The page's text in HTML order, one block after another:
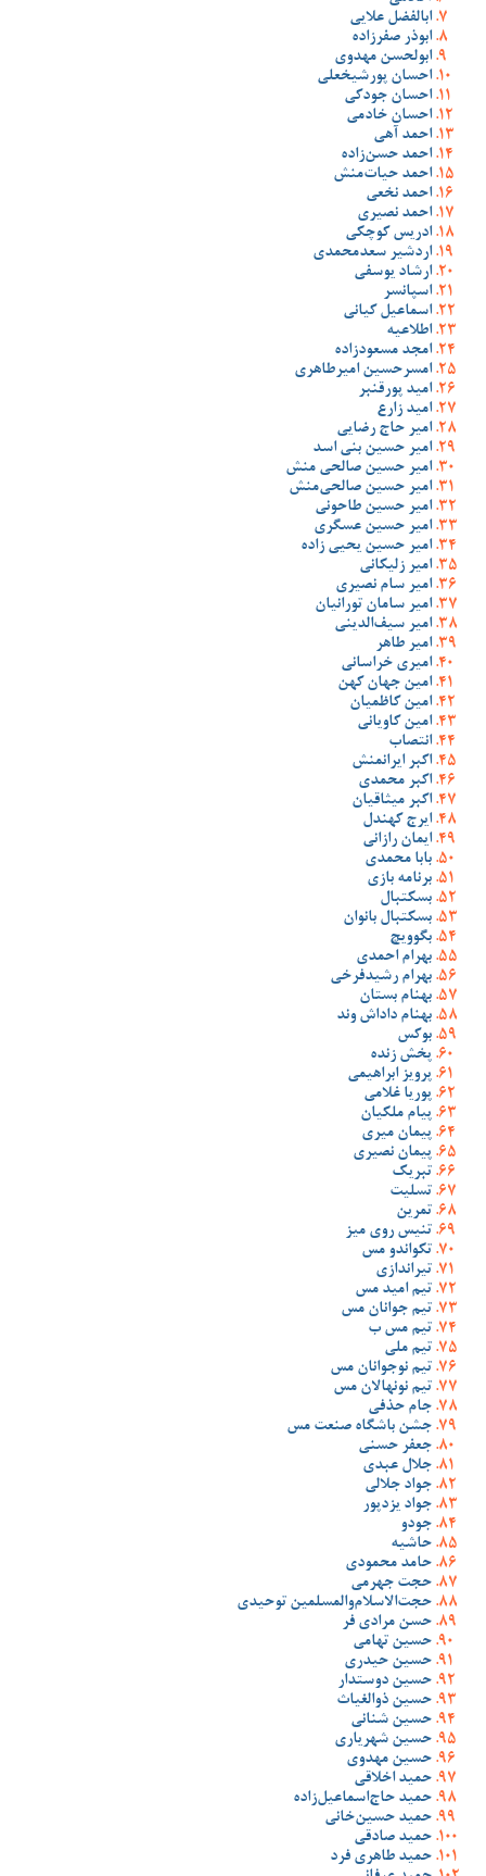
ابالفضل علایی
ابوذر صفرزاده
ابولحسن مهدوی
احسان پورشیخعلی
احسان جودکی
احسان خادمی
احمد آهی
احمد حسن‌زاده
احمد حیات‌منش
احمد نخعی
احمد نصیری
ادریس کوچکی
اردشیر سعدمحمدی
ارشاد یوسفی
اسپانسر
اسماعیل کیانی
اطلاعیه
امجد مسعودزاده
امسرحسین امیرطاهری
امید پورقنبر
امید زارع
امیر حاج رضایی
امیر حسین بنی اسد
امیر حسین صالحی منش
امیر حسین صالحی‌منش
امیر حسین طاحونی
امیر حسین عسگری
امیر حسین یحیی زاده
امیر زلیکانی
امیر سام نصیری
امیر سامان تورانیان
امیر سیف‌الدینی
امیر طاهر
امیری خراسانی
امین جهان کهن
امین کاظمیان
امین کاویانی
انتصاب
اکبر ایرانمنش
اکبر محمدی
اکبر میثاقیان
ایرج کهندل
ایمان رازانی
بابا محمدی
برنامه بازی
بسکتبال
بسکتبال بانوان
بگوویچ
بهرام احمدی
بهرام رشیدفرخی
بهنام بستان
بهنام داداش وند
بوکس
پخش زنده
پرویز ابراهیمی
پوریا غلامی
پیام ملکیان
پیمان میری
پیمان نصیری
تبریک
تسلیت
تمرین
تنیس روی میز
تکواندو مس
تیراندازی
تیم امید مس
تیم جوانان مس
تیم مس ب
تیم ملی
تیم نوجوانان مس
تیم نونهالان مس
جام حذفی
جشن باشگاه صنعت مس
جعفر حسنی
جلال عبدی
جواد جلالی
جواد یزدپور
جودو
حاشیه
حامد محمودی
حجت جهرمی
حجت‌الاسلام‌والمسلمین توحیدی
حسن مرادی فر
حسین تهامی
حسین حیدری
حسین دوستدار
حسین ذوالغیاث
حسین شنانی
حسین شهریاری
حسین مهدوی
حمید اخلاقی
حمید حاج‌اسماعیل‌زاده
حمید حسین‌خانی
حمید صادقی
حمید طاهری فرد